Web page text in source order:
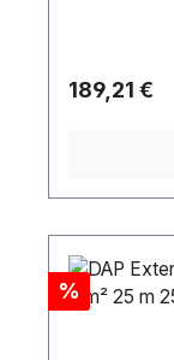
Regulärer
189,21 €
Rabatt
%